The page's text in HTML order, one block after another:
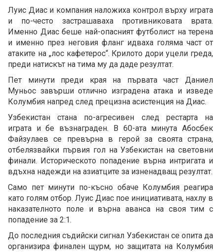
Луис Диас и компания наложиха контрол върху играта
и по-често застрашаваха противниковата врата.
Именно Диас беше най-опасният футболист на терена
и именно през неговия фланг идваха голяма част от
атаките на „лос кафетерос“. Крилото дори уцели греда,
преди натискът на тима му да даде резултат.
Пет минути преди края на първата част Даниел
Муньос завърши отлично изградена атака и изведе
Колумбия напред след прецизна асистенция на Диас.
Узбекистан стана по-агресивен след рестарта на
играта и бе възнаграден. В 60-ата минута Абосбек
Файзулаев се превърна в герой за своята страна,
отбелязвайки първия гол на Узбекистан на световни
финали. Историческото попадение върна интригата и
вдъхна надежди на азиатците за изненадващ резултат.
Само пет минути по-късно обаче Колумбия реагира
като голям отбор. Луис Диас пое инициативата, нахлу в
наказателното поле и върна аванса на своя тим с
попадение за 2:1.
До последния съдийски сигнал Узбекистан се опита да
организира финален щурм, но защитата на Колумбия